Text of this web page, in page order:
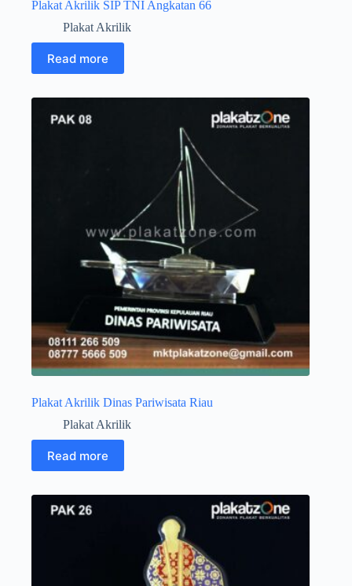
Plakat Akrilik SIP TNI Angkatan 66
Plakat Akrilik
Read more
Plakat Akrilik Dinas Pariwisata Riau
Plakat Akrilik
Read more